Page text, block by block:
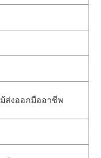
ส่งออกมืออาชีพ